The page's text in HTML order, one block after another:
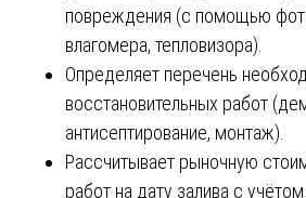
повреждения (с помощью
влагомера, тепловизора).
Определяет перечень
восстановительных работ
антисептирование, монтаж).
Рассчитывает рыночную
работ на дату залива с